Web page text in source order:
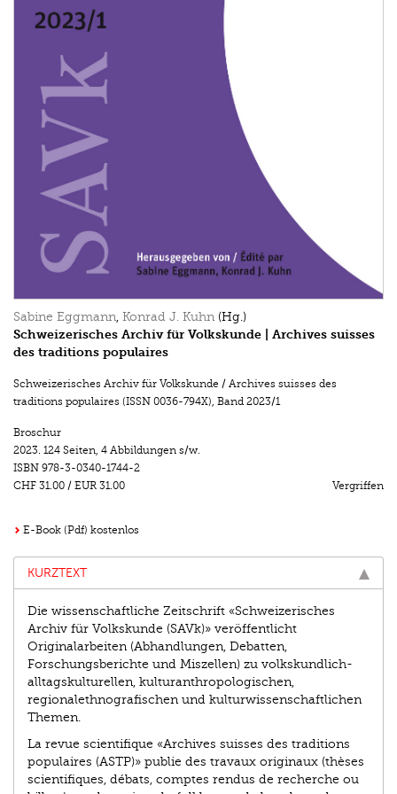
Sabine Eggmann, Konrad J. Kuhn (Hg.)
Schweizerisches Archiv für Volkskunde | Archives suisses
des traditions populaires
Schweizerisches Archiv für Volkskunde / Archives suisses des
traditions populaires (ISSN 0036-794X), Band 2023/1
Broschur
2023. 124 Seiten, 4 Abbildungen s/w.
ISBN 978-3-0340-1744-2
CHF 31.00 / EUR 31.00 Vergriffen
E-Book (Pdf) kostenlos
KURZTEXT
Die wissenschaftliche Zeitschrift «Schweizerisches
Archiv für Volkskunde (SAVk)» veröffentlicht
Originalarbeiten (Abhandlungen, Debatten,
Forschungsberichte und Miszellen) zu volkskundlich-
alltagskulturellen, kulturanthropologischen,
regionalethnografischen und kulturwissenschaftlichen
Themen.
La revue scientifique «Archives suisses des traditions
populaires (ASTP)» publie des travaux originaux (thèses
scientifiques, débats, comptes rendus de recherche ou